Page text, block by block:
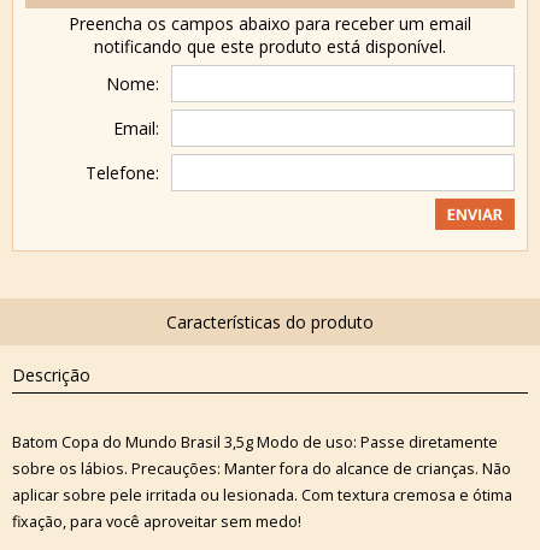
Preencha os campos abaixo para receber um email
notificando que este produto está disponível.
Nome:
Email:
Telefone:
Descrição
Batom Copa do Mundo Brasil 3,5g Modo de uso: Passe diretamente
sobre os lábios. Precauções: Manter fora do alcance de crianças. Não
aplicar sobre pele irritada ou lesionada. Com textura cremosa e ótima
fixação, para você aproveitar sem medo!